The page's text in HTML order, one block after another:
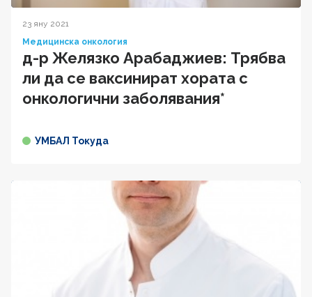
23 яну 2021
Медицинска онкология
д-р Желязко Арабаджиев: Трябва
ли да се ваксинират хората с
онкологични заболявания*
УМБАЛ Токуда